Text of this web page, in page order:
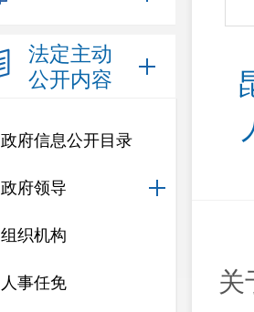
法定主动
公开内容
政府信息公开目录
政府领导
组织机构
人事任免 关